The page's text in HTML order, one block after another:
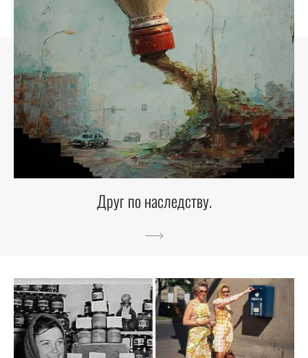
Друг по наследству.